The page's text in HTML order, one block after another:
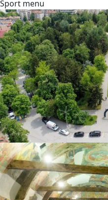
Sport menu